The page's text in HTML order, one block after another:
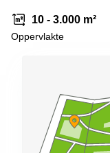
Coworking
space
Zwolle
Kantoor
Hengelo
10 - 3.000 m²
Oppervlakte